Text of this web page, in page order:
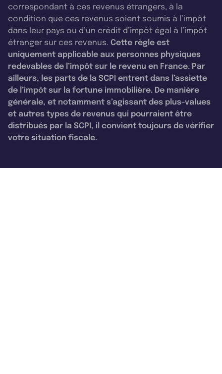
correspondant à ces revenus étrangers, à la
condition que ces revenus soient soumis à l’impôt
dans leur pays ou d’un crédit d’impôt égal à l’impôt
étranger sur ces revenus. Cette règle est
uniquement applicable aux personnes physiques
redevables de l’impôt sur le revenu en France. Par
ailleurs, les parts de la SCPI entrent dans l’assiette
de l’impôt sur la fortune immobilière. De manière
générale, et notamment s’agissant des plus-values
et autres types de revenus qui pourraient être
distribués par la SCPI, il convient toujours de vérifier
votre situation fiscale.